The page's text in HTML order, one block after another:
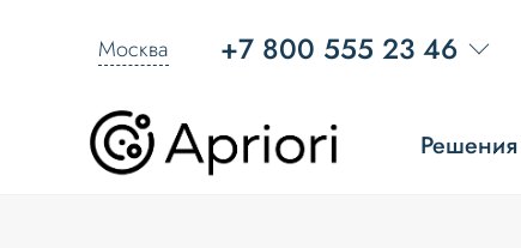
Москва +7 800 555 23 46
Решения